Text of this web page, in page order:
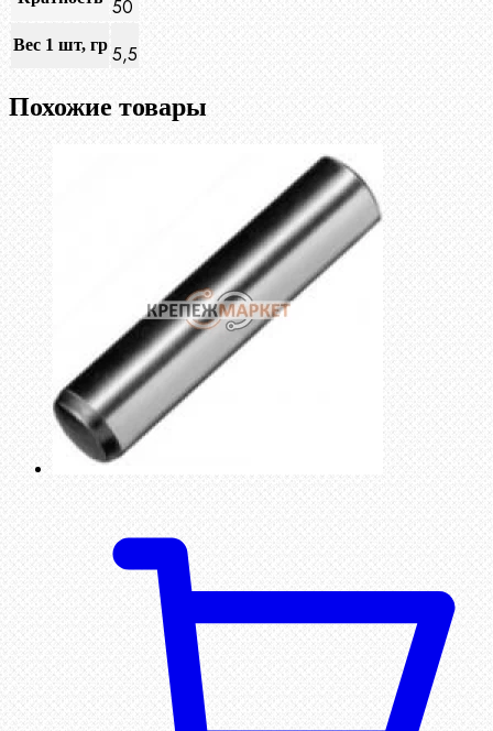
50
Вес 1 шт, гр 5,5
Похожие товары